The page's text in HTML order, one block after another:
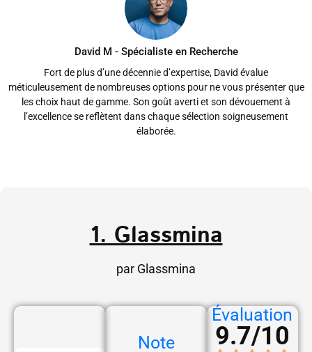
David M - Spécialiste en Recherche
Fort de plus d’une décennie d’expertise, David évalue
méticuleusement de nombreuses options pour ne vous présenter que
les choix haut de gamme. Son goût averti et son dévouement à
l’excellence se reflètent dans chaque sélection soigneusement
élaborée.
1. Glassmina
par Glassmina
Note
Évaluation
9.7/10